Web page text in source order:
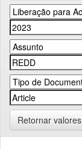
Retornar valores